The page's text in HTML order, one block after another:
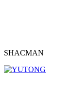
SHACMAN